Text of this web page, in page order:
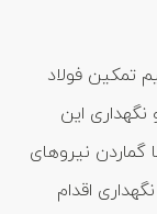
تیم تمکین فولاد
این
گماردن نیروهای
اقدام